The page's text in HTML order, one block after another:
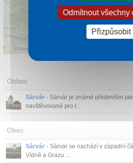
Oblast
Sárvár - Sárvár je známé především
navštěvované pro l...
Obec
Sárvár - Sárvár se nachází v západní
Vídně a Grazu ...
Odmítnout všechny
Přizpůsobit